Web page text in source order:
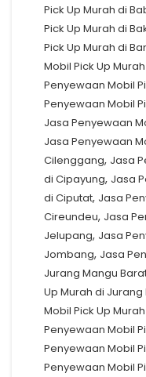
Pick Up Murah di
Pick Up Murah di
Pick Up Murah di
Mobil Pick Up
Penyewaan Mobil
Penyewaan Mobil
Jasa Penyewaan
Jasa Penyewaan
Cilenggang, Jasa
di Cipayung, Jasa
di Ciputat, Jasa
Cireundeu, Jasa
Jelupang, Jasa
Jombang, Jasa
Jurang Mangu
Up Murah di
Mobil Pick Up
Penyewaan Mobil
Penyewaan Mobil
Penyewaan Mobil